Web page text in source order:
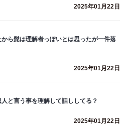
2025年01月22日
ら髭は理解者っぽいとは思ったが一件落
2025年01月22日
と言う事を理解して話ししてる？
2025年01月22日